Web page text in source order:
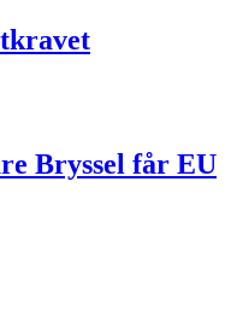
Bryssel får EU